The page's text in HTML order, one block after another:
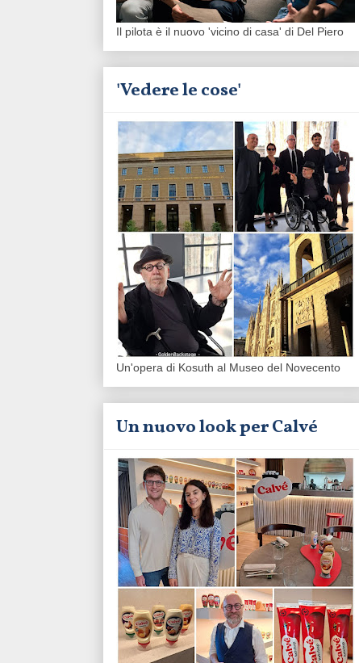
Il pilota è il nuovo 'vicino di casa' di Del Piero
'Vedere le cose'
Un'opera di Kosuth al Museo del Novecento
Un nuovo look per Calvé